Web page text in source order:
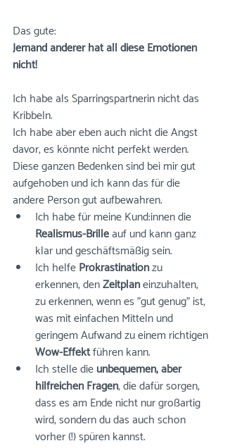
Das gute:
Jemand anderer hat all diese Emotionen
nicht!
Ich habe als Sparringspartnerin nicht das
Kribbeln.
Ich habe aber eben auch nicht die Angst
davor, es könnte nicht perfekt werden.
Diese ganzen Bedenken sind bei mir gut
aufgehoben und ich kann das für die
andere Person gut aufbewahren.
Ich habe für meine Kund:innen die
Realismus-Brille auf und kann ganz
klar und geschäftsmäßig sein.
Ich helfe Prokrastination zu
erkennen, den Zeitplan einzuhalten,
zu erkennen, wenn es "gut genug" ist,
was mit einfachen Mitteln und
geringem Aufwand zu einem richtigen
Wow-Effekt führen kann.
Ich stelle die unbequemen, aber
hilfreichen Fragen, die dafür sorgen,
dass es am Ende nicht nur großartig
wird, sondern du das auch schon
vorher (!) spüren kannst.